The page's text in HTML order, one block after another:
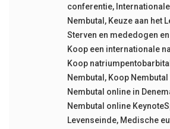
conferentie,
Nembutal , Keuze aan het
Sterven en mededogen
Koop een internationale
Koop
Nembutal , Koop
Nembutal online in
Nembutal online
Levenseinde, Medische